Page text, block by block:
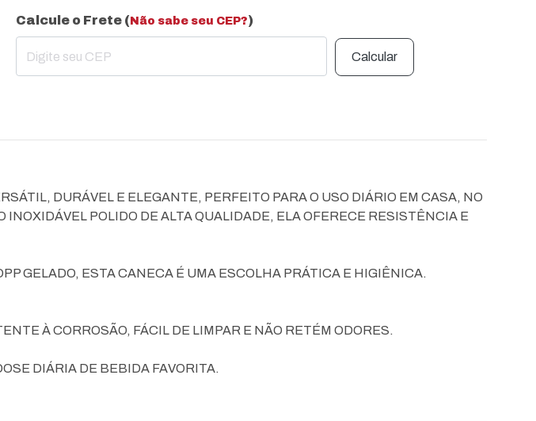
Calcule o Frete ( Não sabe seu CEP?)
Calcular
DURÁVEL E ELEGANTE, PERFEITO PARA O USO DIÁRIO EM CASA, NO
POLIDO DE ALTA QUALIDADE, ELA OFERECE RESISTÊNCIA E
GELADO, ESTA CANECA É UMA ESCOLHA PRÁTICA E HIGIÊNICA.
À CORROSÃO, FÁCIL DE LIMPAR E NÃO RETÉM ODORES.
DIÁRIA DE BEBIDA FAVORITA.